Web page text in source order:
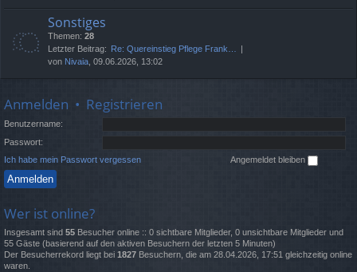
Sonstiges
Themen: 28
Letzter Beitrag: Re: Quereinstieg Pflege Frank…
von Nivaia , 09.06.2026, 13:02
Anmelden • Registrieren
Benutzername:
Passwort:
Ich habe mein Passwort vergessen
Angemeldet bleiben
Wer ist online?
Insgesamt sind 55 Besucher online :: 0 sichtbare Mitglieder, 0 unsichtbare Mitglieder und
55 Gäste (basierend auf den aktiven Besuchern der letzten 5 Minuten)
Der Besucherrekord liegt bei 1827 Besuchern, die am 28.04.2026, 17:51 gleichzeitig online
waren.